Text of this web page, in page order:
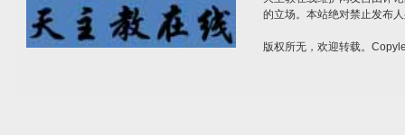
的立场。本站绝对禁止发布
版权所无，欢迎转载。